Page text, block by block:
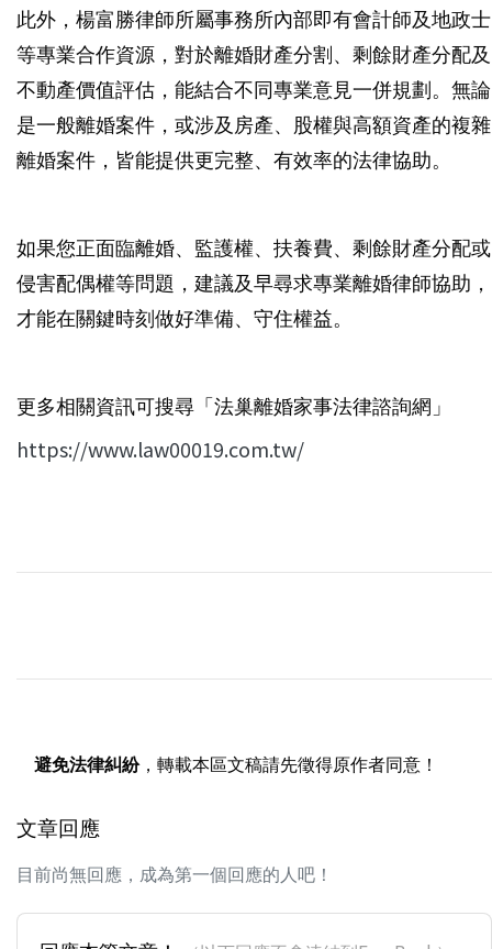
此外，楊富勝律師所屬事務所內部即有會計師及地政士
等專業合作資源，對於離婚財產分割、剩餘財產分配及
不動產價值評估，能結合不同專業意見一併規劃。無論
是一般離婚案件，或涉及房產、股權與高額資產的複雜
離婚案件，皆能提供更完整、有效率的法律協助。
如果您正面臨離婚、監護權、扶養費、剩餘財產分配或
侵害配偶權等問題，建議及早尋求專業離婚律師協助，
才能在關鍵時刻做好準備、守住權益。
更多相關資訊可搜尋「法巢離婚家事法律諮詢網」
https://www.law00019.com.tw/
避免法律糾紛，轉載本區文稿請先徵得原作者同意！
文章回應
目前尚無回應，成為第一個回應的人吧！